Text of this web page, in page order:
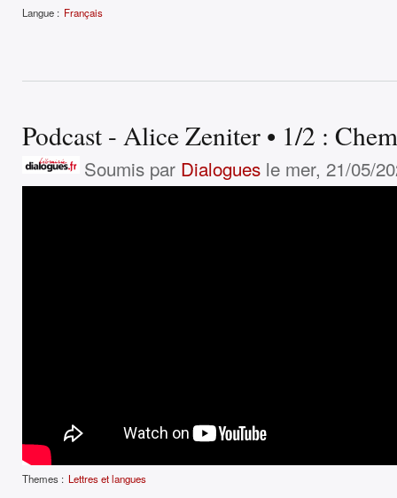
Langue : Français
Podcast - Alice Zeniter • 1/2 :
Soumis par Dialoguesle mer, 21/05/
Themes : Lettres et langues